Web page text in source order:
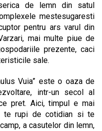
de lemn din satul
mestesugaresti
pentru ars varul din
mai multe piue de
prezente, caci
sale.
Vuia” este o oaza de
intr-un secol al
pret. Aici, timpul e mai
te rupi de cotidian si te
a casutelor din lemn,